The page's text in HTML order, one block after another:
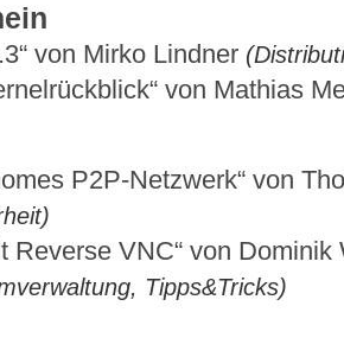
von Mirko Lindner
von Mathias
P2P-Netzwerk“ von
Reverse VNC“ von
Tipps&Tricks)